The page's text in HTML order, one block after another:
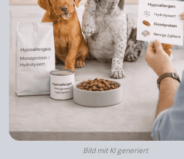
Bild mit KI generiert